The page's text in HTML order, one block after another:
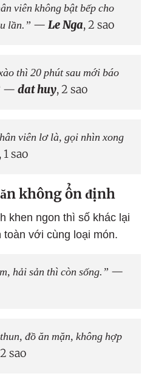
viên không bật bếp cho
lần.” — Le Nga, 2 sao
thì 20 phút sau mới báo
— dat huy, 2 sao
viên lơ là, gọi nhìn xong
, 1 sao
không ổn định
khen ngon thì số khác lại
với cùng loại món.
hải sản thì còn sống.” —
đồ ăn mặn, không hợp
sao